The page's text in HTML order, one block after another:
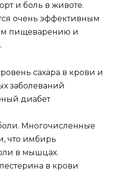
и боль в животе.
очень эффективным
пищеварению и
сахара в крови и
заболеваний
диабет
Многочисленные
что имбирь
в мышцах.
в крови